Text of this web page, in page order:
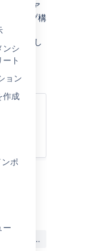
ンシ
ト
ョン
作成
ポ
ー
マークア
クアップ構
」を参照し
、各
いいえ